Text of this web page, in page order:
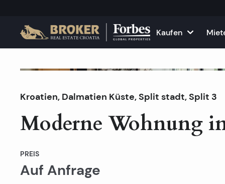
Kaufen
Häuser und Villen
Wohnungen
Grundstücke
Alle
Wohnungen
Häuser und
Kroatien, Dalmatien Küste,Split stadt, Split 3
Moderne Wohnung
PREIS
Auf Anfrage